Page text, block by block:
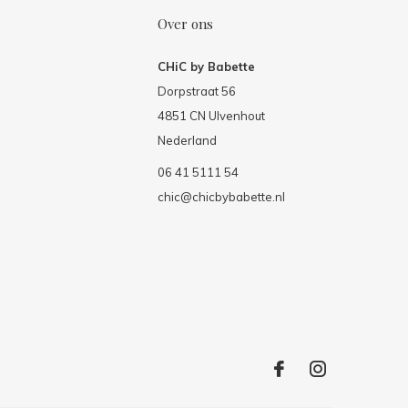
Over ons
CHiC by Babette
Dorpstraat 56
4851 CN Ulvenhout
Nederland
06 41 5111 54
chic@chicbybabette.nl